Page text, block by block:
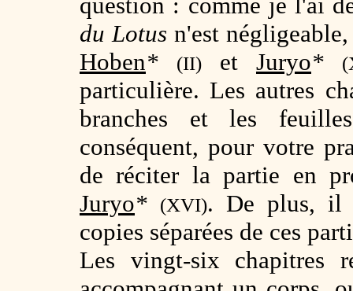
du Lotus n'est
Hoben* (II) et Juryo*
particulière. Les autres
branches et les
conséquent, pour votre
de réciter la partie en
Juryo* (XVI). De plus, il
copies séparées de ces
Les vingt-six chapitres